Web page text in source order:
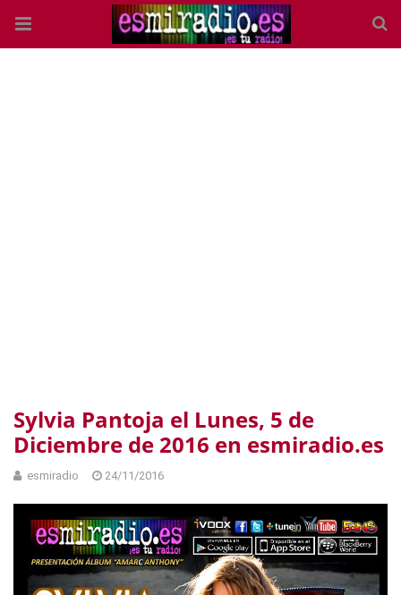
Sylvia Pantoja el Lunes, 5 de
Diciembre de 2016 en esmiradio.es
esmiradio 24/11/2016